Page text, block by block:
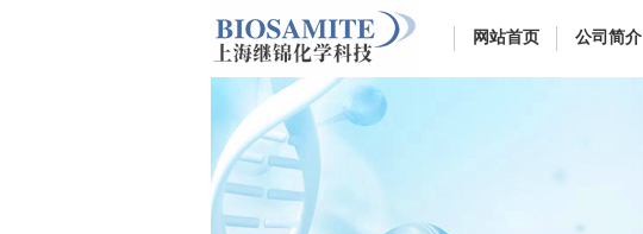
网站首页 公司简介